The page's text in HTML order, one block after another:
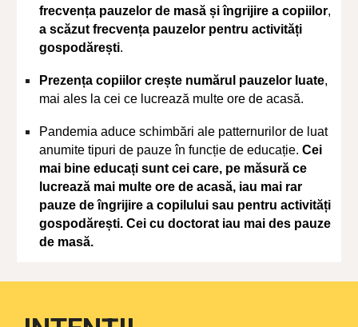
frecvența pauzelor de masă și îngrijire a copiilor,
a scăzut frecvența pauzelor pentru activități
gospodărești.
Prezența copiilor crește numărul pauzelor luate,
mai ales la cei ce lucrează multe ore de acasă.
Pandemia aduce schimbări ale patternurilor de luat
anumite tipuri de pauze în funcție de educație.Cei
mai bine educați sunt cei care, pe măsură ce
lucrează mai multe ore de acasă, iau mai rar
pauze de îngrijire a copilului sau pentru activități
gospodărești. Cei cu doctorat iau mai des pauze
de masă.